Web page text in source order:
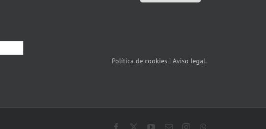
Política de cookies | Aviso legal.
Facebook YouTube
CorreoInstagram